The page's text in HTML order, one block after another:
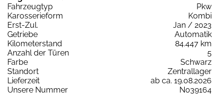
Fahrzeugtyp
Pkw
Karosserieform
Kombi
Erst-Zul.
Jan / 2023
Getriebe
Automatik
Kilometerstand
84.447 km
Anzahl der Türen
5
Farbe
Schwarz
Standort
Zentrallager
Lieferzeit
ab ca. 19.08.2026
Unsere Nummer
N039164